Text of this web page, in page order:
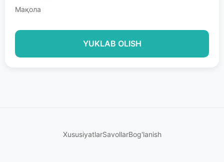
Мақола
YUKLAB OLISH
XususiyatlarSavollarBog'lanish